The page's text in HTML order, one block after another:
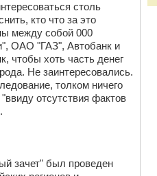
столь
кто что за это
между собой 000
ОАО "ГАЗ", Автобанк и
чтобы хоть часть денег
Не заинтересовались.
толком ничего
отсутствия фактов
зачет" был проведен